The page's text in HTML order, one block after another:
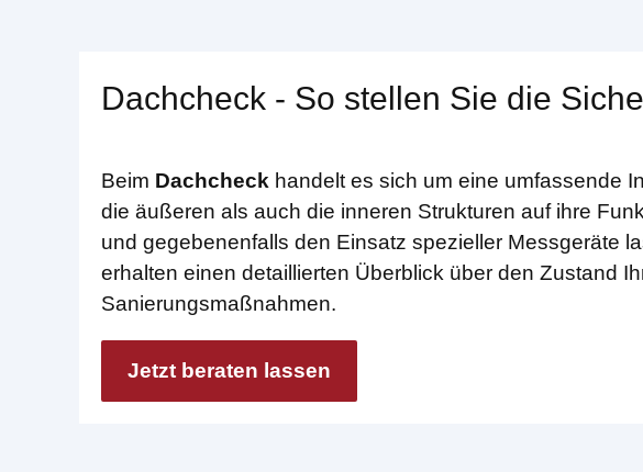
Dachcheck - So stellen Sie die
Beim Dachcheck handelt es sich um eine umfassende
die äußeren als auch die inneren Strukturen auf ihre
und gegebenenfalls den Einsatz spezieller Messgeräte
erhalten einen detaillierten Überblick über den Zustand
Sanierungsmaßnahmen.
Jetzt beraten lassen